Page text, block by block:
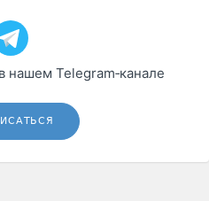
нашем Telegram‑канале